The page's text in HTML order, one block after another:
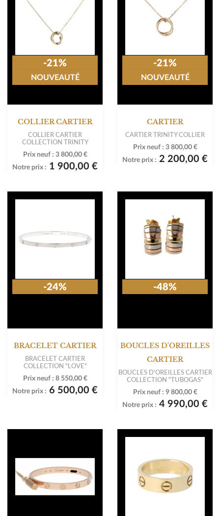
COLLIER CARTIER
COLLIER CARTIER
COLLECTION TRINITY
Prix neuf : 3 800,00 €
Notre prix : 1 900,00 €
-21%
NOUVEAUTÉ
CARTIER
CARTIER TRINITY COLLIER
Prix neuf : 3 800,00 €
Notre prix : 2 200,00 €
-21%
NOUVEAUTÉ
BRACELET CARTIER
BRACELET CARTIER
COLLECTION "LOVE"
Prix neuf : 8 550,00 €
Notre prix : 6 500,00 €
-24%
BOUCLES D'OREILLES
CARTIER
BOUCLES D'OREILLES CARTIER
COLLECTION "TUBOGAS"
Prix neuf : 9 800,00 €
Notre prix : 4 990,00 €
-48%